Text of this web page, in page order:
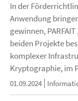
In der
Anwendung
gewinnen, PARFAIT
beiden Projekte
komplexer
Kryptographie, im
01.09.2024